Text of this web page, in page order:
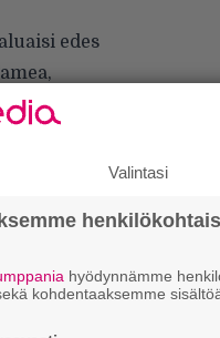
edes
Valintasi
hyödynnämme
kohdentaaksemme